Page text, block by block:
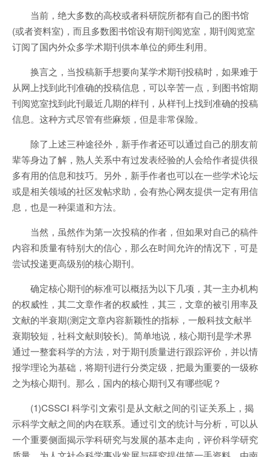
当前，绝大多数的高校或者科研院所都有自己的图书馆
(或者资料室)，而且多数图书馆设有期刊阅览室，期刊阅览室
订阅了国内外众多学术期刊供本单位的师生利用。
换言之，当投稿新手想要向某学术期刊投稿时，如果难于
从网上找到此刊准确的投稿信息，可以辛苦一点，到图书馆期
刊阅览室找到此刊最近几期的样刊，从样刊上找到准确的投稿
信息。这种方式尽管有些麻烦，但是非常保险。
除了上述三种途径外，新手作者还可以通过自己的朋友前
辈等身边了解，熟人关系中有过发表经验的人会给作者提供很
多有用的信息和技巧。另外，新手作者也可以在一些学术论坛
或是相关领域的社区发帖求助，会有热心网友提供一定有用信
息，也是一种渠道和方法。
当然，虽然作为第一次投稿的作者，但如果对自己的稿件
内容和质量有特别大的信心，那么在时间允许的情况下，可是
尝试投递更高级别的核心期刊。
确定核心期刊的标准可以概括为以下几项，其一主办机构
的权威性，其二文章作者的权威性，其三，文章的被引用率及
文献的半衰期(测定文章内容新颖性的指标，一般科技文献半
衰期较短，社科文献则较长)。简单地说，核心期刊是学术界
通过一整套科学的方法，对于期刊质量进行跟踪评价，并以情
报学理论为基础，将期刊进行分类定级，把最为重要的一级称
之为核心期刊。那么，国内的核心期刊又有哪些呢？
(1)CSSCI 科学引文索引是从文献之间的引证关系上，揭
示科学文献之间的内在联系。通过引文的统计与分析，可以从
一个重要侧面揭示学科研究与发展的基本走向，评价科学研究